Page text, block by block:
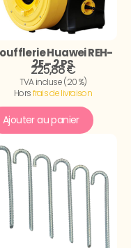
Huawei REH-
2E – 2 PS
225,88 €
TVA incluse (20 %)
Horsfrais de livraison
Ajouter au panier